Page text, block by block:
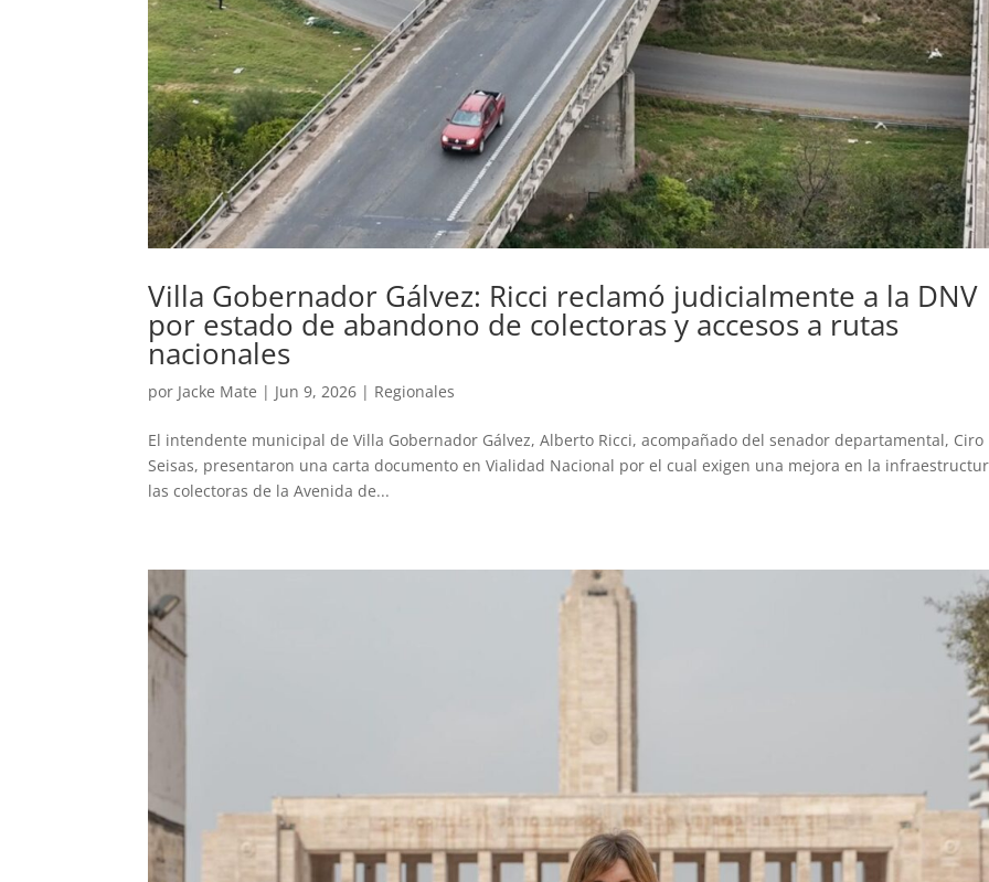
Villa Gobernador Gálvez: Ricci reclamó judicialmente a la DNV
por estado de abandono de colectoras y accesos a rutas
nacionales
por Jacke Mate | Jun 9, 2026 | Regionales
El intendente municipal de Villa Gobernador Gálvez, Alberto Ricci, acompañado del senador departamental, Ciro
Seisas, presentaron una carta documento en Vialidad Nacional por el cual exigen una mejora en la
las colectoras de la Avenida de...